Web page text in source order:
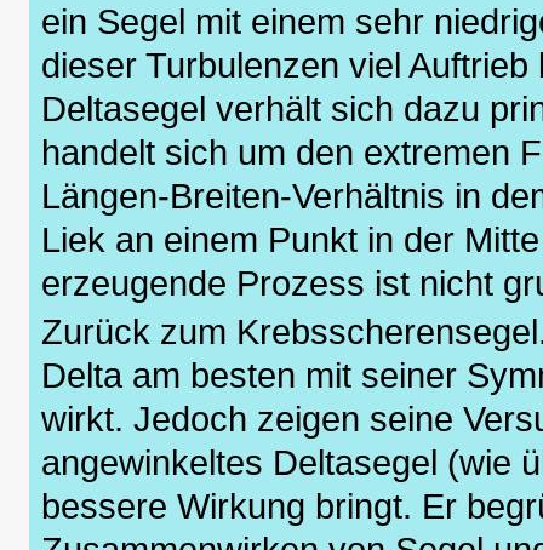
ein Segel mit einem sehr
dieser Turbulenzen viel
Deltasegel verhält sich dazu
handelt sich um den extremen
Längen-Breiten-Verhältnis in
Liek an einem Punkt in der
erzeugende Prozess ist nicht
Zurück zum
Delta am besten mit seiner
wirkt. Jedoch zeigen seine
angewinkeltes Deltasegel (wie
bessere Wirkung bringt. Er